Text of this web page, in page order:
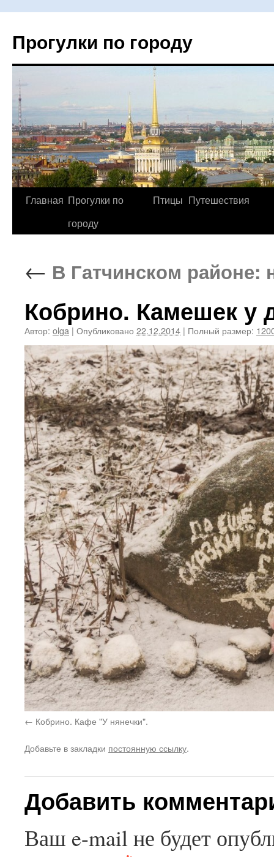
Прогулки по городу
Перейти
Главная Прогулки по
городу
Птицы Путешествия
← В Гатчинском
Кобрино. Камешек
Автор: olga | Опубликовано 22.12.2014 | Полный размер:
Кобрино. Кафе "У нянечки".
Добавьте в закладки постоянную ссылку.
Добавить
Ваш e-mail не будет